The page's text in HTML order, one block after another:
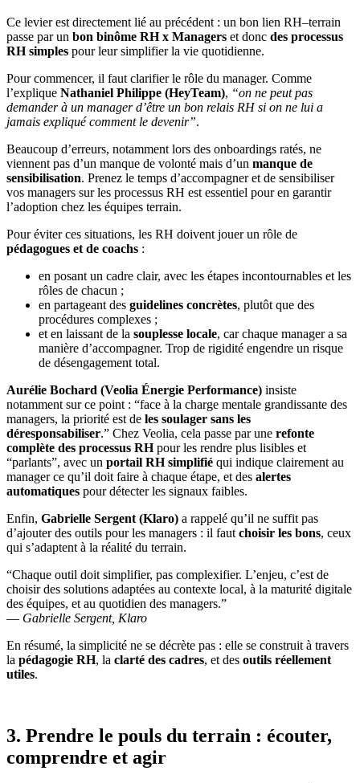
Ce levier est directement lié au précédent : un bon lien RH–terrain
passe par un bon binôme RH x Managers et donc des processus
RH simples pour leur simplifier la vie quotidienne.
Pour commencer, il faut clarifier le rôle du manager. Comme
l’explique Nathaniel Philippe (HeyTeam), “on ne peut pas
demander à un manager d’être un bon relais RH si on ne lui a
jamais expliqué comment le devenir”.
Beaucoup d’erreurs, notamment lors des onboardings ratés, ne
viennent pas d’un manque de volonté mais d’un manque de
sensibilisation. Prenez le temps d’accompagner et de sensibiliser
vos managers sur les processus RH est essentiel pour en garantir
l’adoption chez les équipes terrain.
Pour éviter ces situations, les RH doivent jouer un rôle de
pédagogues et de coachs :
en posant un cadre clair, avec les étapes incontournables et les
rôles de chacun ;
en partageant des guidelines concrètes, plutôt que des
procédures complexes ;
et en laissant de la souplesse locale, car chaque manager a sa
manière d’accompagner. Trop de rigidité engendre un risque
de désengagement total.
Aurélie Bochard (Veolia Énergie Performance) insiste
notamment sur ce point : “face à la charge mentale grandissante des
managers, la priorité est de les soulager sans les
déresponsabiliser.” Chez Veolia, cela passe par une refonte
complète des processus RHpour les rendre plus lisibles et
“parlants”, avec un portail RH simplifié qui indique clairement au
manager ce qu’il doit faire à chaque étape, et des alertes
automatiques pour détecter les signaux faibles.
Enfin, Gabrielle Sergent (Klaro) a rappelé qu’il ne suffit pas
d’ajouter des outils pour les managers : il faut choisir les bons, ceux
qui s’adaptent à la réalité du terrain.
“Chaque outil doit simplifier, pas complexifier. L’enjeu, c’est de
choisir des solutions adaptées au contexte local, à la maturité digitale
des équipes, et au quotidien des managers.”
— Gabrielle Sergent, Klaro
En résumé, la simplicité ne se décrète pas : elle se construit à travers
la pédagogie RH, la clarté des cadres, et des outils réellement
utiles.
3. Prendre le pouls du terrain : écouter,
comprendre et agir